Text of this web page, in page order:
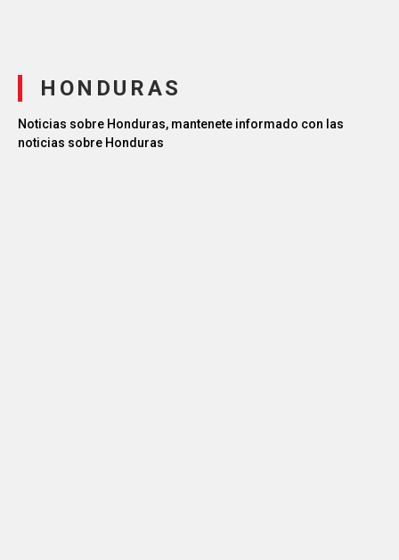
HONDURAS
Noticias sobre Honduras, mantenete informado con las
noticias sobre Honduras